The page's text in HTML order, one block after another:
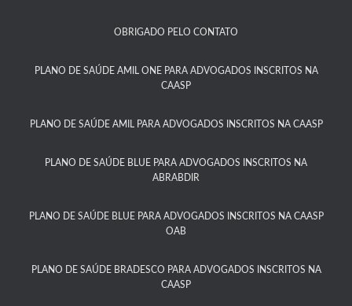
OBRIGADO PELO CONTATO
PLANO DE SAÚDE AMIL ONE PARA ADVOGADOS INSCRITOS NA
CAASP​
PLANO DE SAÚDE AMIL PARA ADVOGADOS INSCRITOS NA CAASP
PLANO DE SAÚDE BLUE PARA ADVOGADOS INSCRITOS NA
ABRABDIR
PLANO DE SAÚDE BLUE PARA ADVOGADOS INSCRITOS NA CAASP
OAB
PLANO DE SAÚDE BRADESCO PARA ADVOGADOS INSCRITOS NA
CAASP​